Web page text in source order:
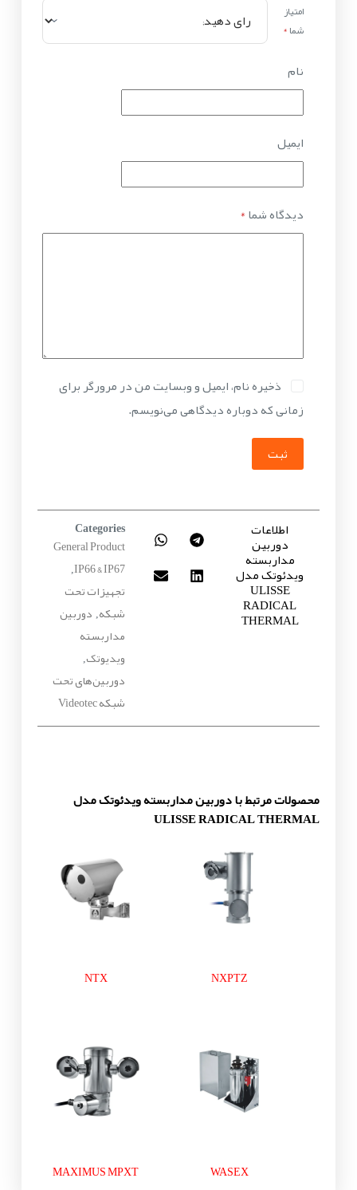
امتیاز
شما*
نام
ایمیل
دیدگاه شما*
ذخیره نام، ایمیل و وبسایت من در مرورگر برای
زمانی که دوباره دیدگاهی می‌نویسم.
ثبت
اطلاعات
دوربین
مداربسته
ویدئوتک مدل
ULISSE
RADICAL
THERMAL
Categories
General Product
IP66 & IP67
تجهیزات تحت
شبکه دوربین
مداربسته
ویدیوتک
دوربین‌های تحت
شبکه Videotec
محصولات مرتبط با دوربین مداربسته ویدئوتک مدل
ULISSE RADICAL THERMAL
NXPTZ
NTX
WASEX
MAXIMUS MPXT